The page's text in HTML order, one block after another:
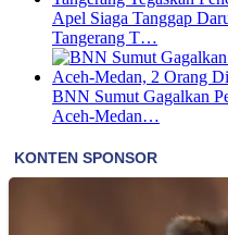
Apel Siaga Tanggap
Tangerang T…
BNN Sumut Gagalkan
Aceh-Medan…